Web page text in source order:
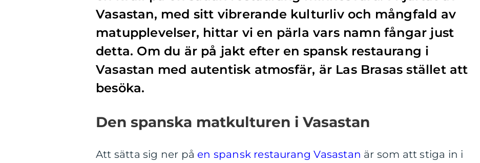
Vasastan, med sitt vibrerande kulturliv och mångfald av
matupplevelser, hittar vi en pärla vars namn fångar just
detta. Om du är på jakt efter en spansk restaurang i
Vasastan med autentisk atmosfär, är Las Brasas stället att
besöka.
Den spanska matkulturen i Vasastan
Att sätta sig ner på en spansk restaurang Vasastan är som att stiga in i